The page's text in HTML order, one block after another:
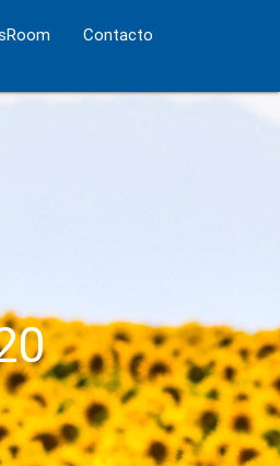
Contacto